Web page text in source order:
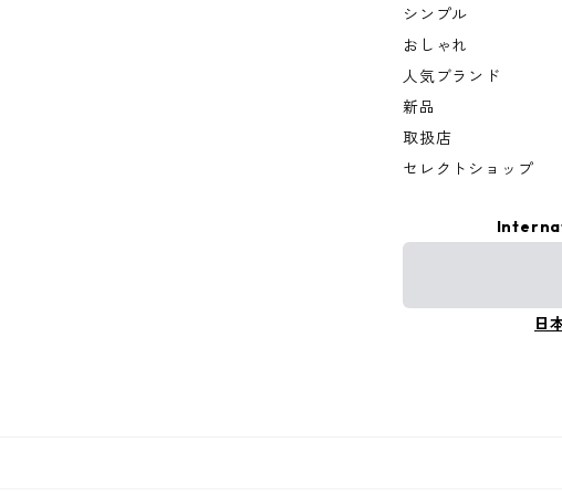
シンプル
おしゃれ
人気ブランド
新品
取扱店
セレクトショップ
日